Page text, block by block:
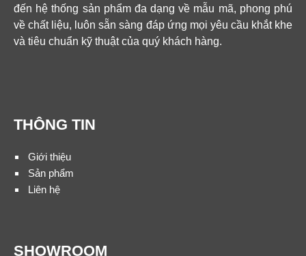
đến hệ thống sản phẩm đa dạng về mẫu mã, phong phú
về chất liệu, luôn sẵn sàng đáp ứng mọi yêu cầu khắt khe
và tiêu chuẩn kỹ thuật của quý khách hàng.
THÔNG TIN
Giới thiệu
Sản phẩm
Liên hệ
SHOWROOM